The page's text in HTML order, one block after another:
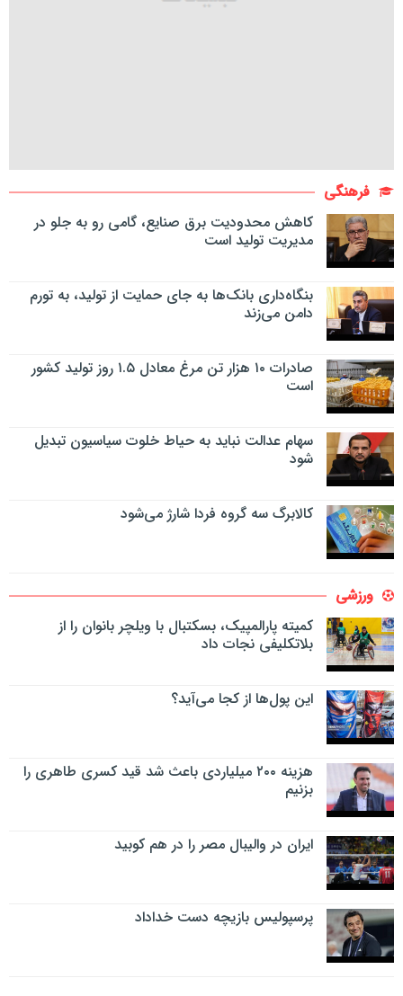
فرهنگی
کاهش محدودیت برق صنایع، گامی رو به جلو در
مدیریت تولید است
بنگاه‌داری بانک‌ها به جای حمایت از تولید، به تورم
دامن می‌زند
صادرات ۱۰ هزار تن مرغ معادل ۱.۵ روز تولید کشور
است
سهام عدالت نباید به حیاط خلوت سیاسیون تبدیل
شود
کالابرگ سه گروه فردا شارژ می‌شود
ورزشی
کمیته پارالمپیک، بسکتبال با ویلچر بانوان را از
بلاتکلیفی نجات داد
این پول‌ها از کجا می‌آید؟
هزینه ۲۰۰ میلیاردی باعث شد قید کسری طاهری را
بزنیم
ایران در والیبال مصر را در هم کوبید
پرسپولیس بازیچه دست خداداد